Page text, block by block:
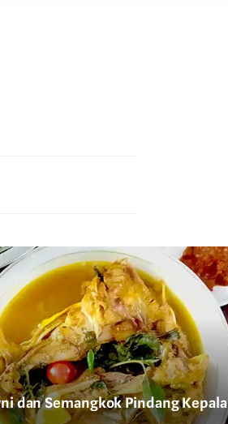
dan Semangkok Pindang Kepala